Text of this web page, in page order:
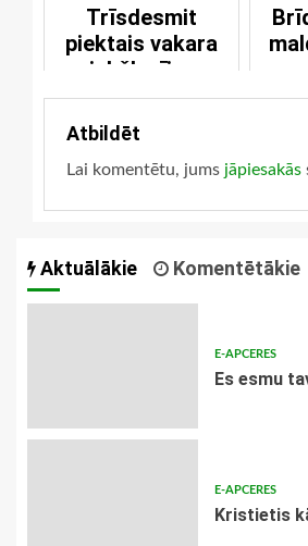
Trīsdesmit
piektais vakara
priekšlasījums
Atbildēt
Lai komentētu, jums jāpiesakās
Aktuālākie Komentētākie
E-APCERES
Es esmu
E-APCERES
Kristietis